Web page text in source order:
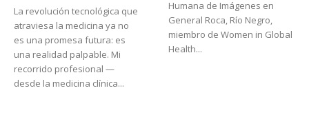
La revolución tecnológica que
atraviesa la medicina ya no
es una promesa futura: es
una realidad palpable. Mi
recorrido profesional —
desde la medicina clínica...
Humana de Imágenes en
General Roca, Río Negro,
miembro de Women in Global
Health...